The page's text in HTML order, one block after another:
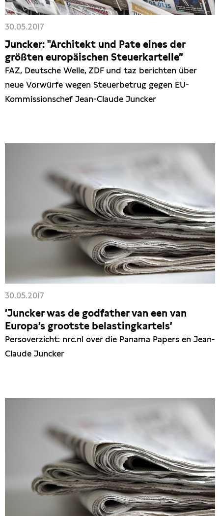
30.05.2017
Juncker: "Architekt und Pate eines der
größten europäischen Steuerkartelle“
FAZ, Deutsche Welle, ZDF und taz berichten über
neue Vorwürfe wegen Steuerbetrug gegen EU-
Kommissionschef Jean-Claude Juncker
30.05.2017
‘Juncker was de godfather van een van
Europa’s grootste belastingkartels’
Persoverzicht: nrc.nl over die Panama Papers en Jean-
Claude Juncker